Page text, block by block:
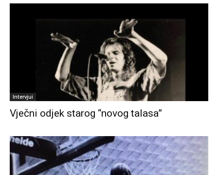
Intervjui
Vječni odjek starog “novog talasa”